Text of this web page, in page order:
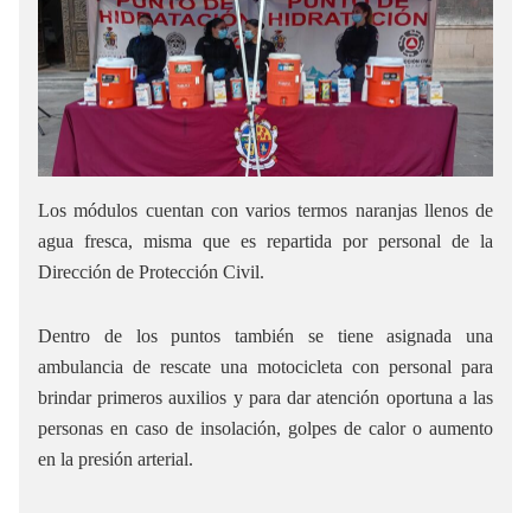
Los módulos cuentan con varios termos naranjas llenos de
agua fresca, misma que es repartida por personal de la
Dirección de Protección Civil.
Dentro de los puntos también se tiene asignada una
ambulancia de rescate una motocicleta con personal para
brindar primeros auxilios y para dar atención oportuna a las
personas en caso de insolación, golpes de calor o aumento
en la presión arterial.